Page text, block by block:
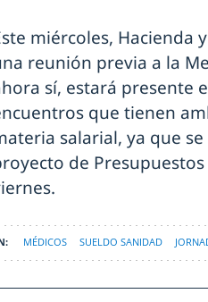
miércoles, Hacienda
reunión previa a la
sí, estará presente
que tienen
salarial, ya que
de Presupuestos
MÉDICOS SUELDO SANIDAD